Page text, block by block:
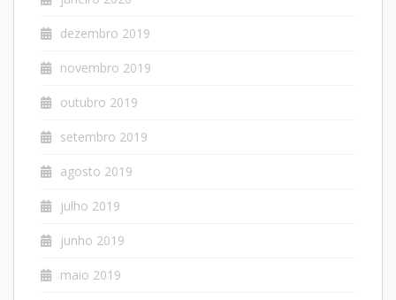
dezembro 2019
novembro 2019
outubro 2019
setembro 2019
agosto 2019
julho 2019
junho 2019
maio 2019